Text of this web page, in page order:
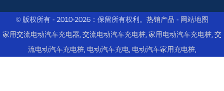
© 版权所有 - 2010-2026：保留所有权利。 热销产品 - 网站地图
家用交流电动汽车充电器 交流电动汽车充电桩 家用电动汽车充电桩 交
流电动汽车充电桩, 电动汽车充电, 电动汽车家用充电桩,